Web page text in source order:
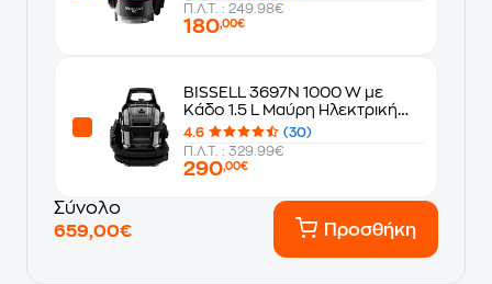
Π.Λ.Τ. : 249.98€
180,00€
BISSELL 3697N 1000 W με
Κάδο 1.5 L Μαύρη Ηλεκτρική
Σκούπα
4.6
(30)
Π.Λ.Τ. : 329.99€
290,00€
Σύνολο
659,00€
Προσθήκη